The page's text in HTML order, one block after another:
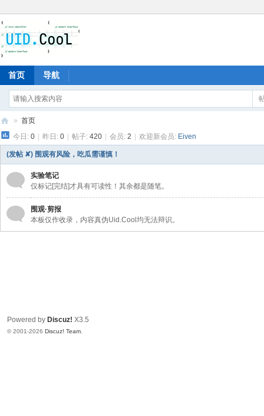
首页 导航
有
爱
» 首页
今日: 0 昨日: 0 帖子: 420 会员: 2 欢迎新会员: Eiven
(发帖 ✘) 围观有风险，吃瓜需谨慎！
实验笔记
仅标记[完结]才具有可读性！其余都是随笔。
围观·剪报
本板仅作收录，内容真伪Uid.Cool均无法辩识。
Powered by Discuz! X3.5
© 2001-2026 Discuz! Team